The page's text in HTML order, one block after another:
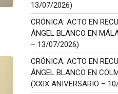
13/07/2026)
CRÓNICA: ACTO EN
ÁNGEL BLANCO EN
– 13/07/2026)
CRÓNICA: ACTO EN
ÁNGEL BLANCO EN
(XXIX ANIVERSARIO –